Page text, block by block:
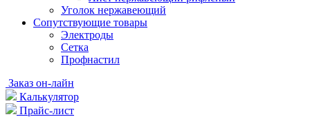
Уголок нержавеющий
Cопутствующие товары
Электроды
Сетка
Профнастил
Заказ он-лайн
Калькулятор
Прайс-лист